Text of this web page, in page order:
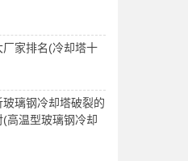
厂家排名(冷却塔十
璃钢冷却塔破裂的
高温型玻璃钢冷却